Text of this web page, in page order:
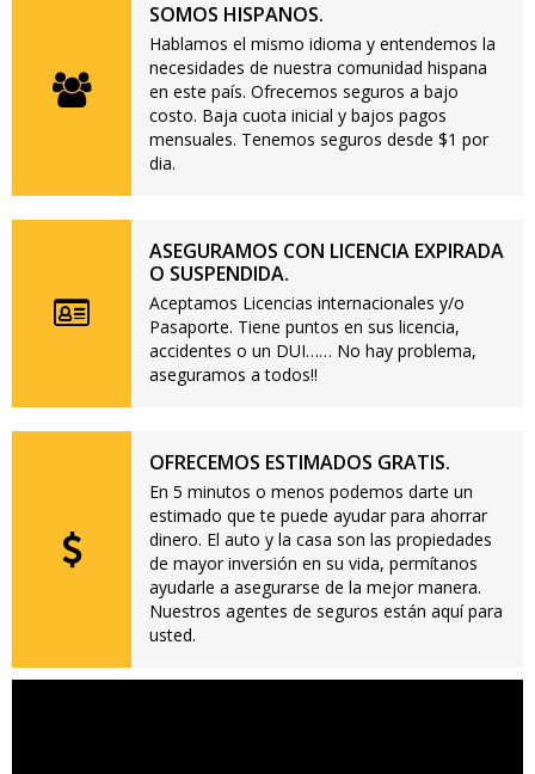
SOMOS HISPANOS.
Hablamos el mismo idioma y entendemos la
necesidades de nuestra comunidad hispana
en este país. Ofrecemos seguros a bajo
costo. Baja cuota inicial y bajos pagos
mensuales. Tenemos seguros desde $1 por
dia.
ASEGURAMOS CON LICENCIA EXPIRADA
O SUSPENDIDA.
Aceptamos Licencias internacionales y/o
Pasaporte. Tiene puntos en sus licencia,
accidentes o un DUI…… No hay problema,
aseguramos a todos!!
OFRECEMOS ESTIMADOS GRATIS.
En 5 minutos o menos podemos darte un
estimado que te puede ayudar para ahorrar
dinero. El auto y la casa son las propiedades
de mayor inversión en su vida, permítanos
ayudarle a asegurarse de la mejor manera.
Nuestros agentes de seguros están aquí para
usted.